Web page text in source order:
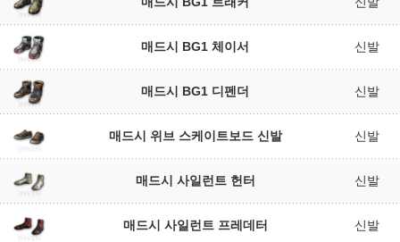
매드시 BG1 체이서 신발
매드시 BG1 디펜더 신발
매드시 위브 스케이트보드 신발 신발
매드시 사일런트 헌터 신발
매드시 사일런트 프레데터 신발